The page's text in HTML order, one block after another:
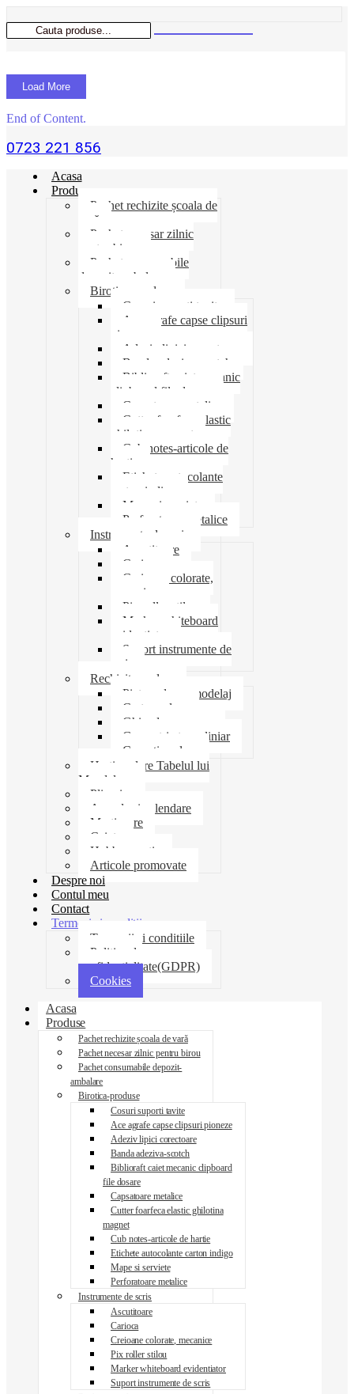
Load More
End of Content.
0723 221 856
Acasa
Produse
Pachet rechizite școala de
vară
Pachet necesar zilnic
pentru birou
Pachet consumabile
depozit-ambalare
Birotica-produse
Cosuri suporti tavite
Ace agrafe capse clipsuri
pioneze
Adeziv lipici corectoare
Banda adeziva-scotch
Biblioraft caiet mecanic
clipboard file dosare
Capsatoare metalice
Cutter foarfeca elastic
ghilotina magnet
Cub notes-articole de
hartie
Etichete autocolante
carton indigo
Mape si serviete
Perforatoare metalice
Instrumente de scris
Ascutitoare
Carioca
Creioane colorate,
mecanice
Pix roller stilou
Marker whiteboard
evidentiator
Suport instrumente de
scris
Rechizite scolare
Pictura desen modelaj
Creta scolara
Ghiozdane penare
Geometrie trusa liniar
Coperti scolare
Harti scolare Tabelul lui
Mendeleev
Plicuri
Agende si calendare
Martisoare
Caiete
Hobby creatie
Articole promovate
Despre noi
Contul meu
Contact
Termeni si conditii
Termenii si conditiile
Politica de
confidentialitate(GDPR)
Cookies
Acasa
Produse
Pachet rechizite școala de vară
Pachet necesar zilnic pentru birou
Pachet consumabile depozit-
ambalare
Birotica-produse
Cosuri suporti tavite
Ace agrafe capse clipsuri pioneze
Adeziv lipici corectoare
Banda adeziva-scotch
Biblioraft caiet mecanic clipboard
file dosare
Capsatoare metalice
Cutter foarfeca elastic ghilotina
magnet
Cub notes-articole de hartie
Etichete autocolante carton indigo
Mape si serviete
Perforatoare metalice
Instrumente de scris
Ascutitoare
Carioca
Creioane colorate, mecanice
Pix roller stilou
Marker whiteboard evidentiator
Suport instrumente de scris